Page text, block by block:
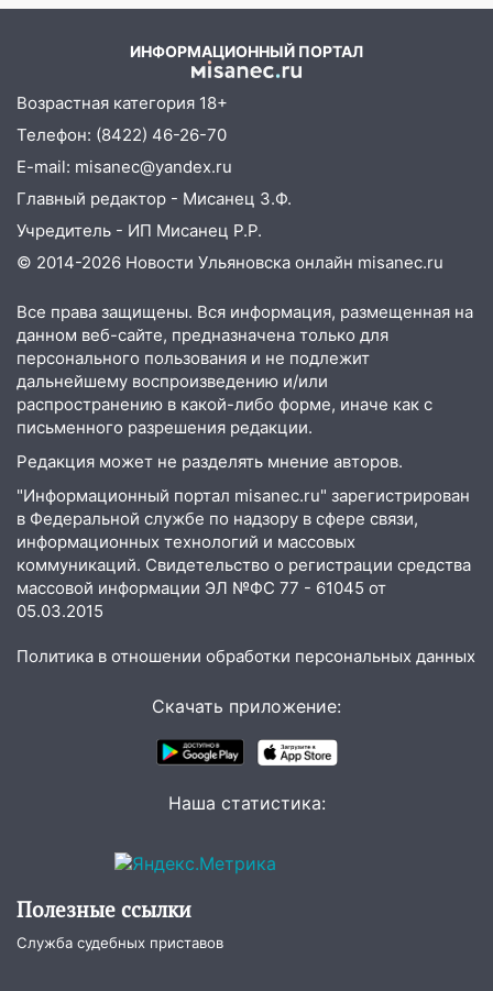
09:44 Ульяновские спасатели помогли
юному велосипедисту на улице
Чернышевского
08:21 В Заволжском районе украли два
велосипеда
07:18 В Ульяновск идет
тридцатиградусная жара: какая будет
06:00 Четыре года борьбы: ульяновские
за плесень на стенах
05:00 Кому 6 августа звезды сулят
прибыль, а кому — испытания на
прочность
05.08.2026
22:58
Соцсети: на проспекте Тюленева
ДТП с мотоциклистом
20:22 Мошенники обманули 92-летнюю
жительницу Ульяновской области
19:14
Житель Ульяновской области
подвез троих незнакомцев на трассе и
Ульяновской области
Мотофристайл, рок и силовой
экстрим: в Ульяновске пройдет
большой фестиваль «Наше время»
августа после рабочего дня: список АЗС
17:05 «Обыск» по видеосвязи: в
Ульяновске задержали 19-летнюю
сообщницу мошенников
ИНФОРМАЦИОННЫЙ ПОРТАЛ
Возрастная категория 18+
Телефон: (8422) 46-26-70
E-mail: misanec@yandex.ru
Главный редактор - Мисанец З.Ф.
Учредитель - ИП Мисанец Р.Р.
© 2014-2026 Новости Ульяновска онлайн misanec.ru
Все права защищены. Вся информация, размещенная на
данном веб-сайте, предназначена только для
персонального пользования и не подлежит
дальнейшему воспроизведению и/или
распространению в какой-либо форме, иначе как с
письменного разрешения редакции.
Редакция может не разделять мнение авторов.
"Информационный портал misanec.ru" зарегистрирован
в Федеральной службе по надзору в сфере связи,
информационных технологий и массовых
коммуникаций. Свидетельство о регистрации средства
массовой информации ЭЛ №ФС 77 - 61045 от
05.03.2015
Политика в отношении обработки персональных данных
Скачать приложение:
Наша статистика:
Полезные ссылки
Служба судебных приставов